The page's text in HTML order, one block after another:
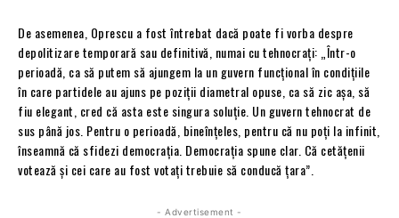
De asemenea, Oprescu a fost întrebat dacă poate fi vorba despre
depolitizare temporară sau definitivă, numai cu tehnocraţi: „Într-o
perioadă, ca să putem să ajungem la un guvern funcţional în condiţiile
în care partidele au ajuns pe poziţii diametral opuse, ca să zic aşa, să
fiu elegant, cred că asta este singura soluţie. Un guvern tehnocrat de
sus până jos. Pentru o perioadă, bineînţeles, pentru că nu poţi la infinit,
înseamnă că sfidezi democraţia. Democraţia spune clar. Că cetăţenii
votează şi cei care au fost votați trebuie să conducă ţara”.
- Advertisement -